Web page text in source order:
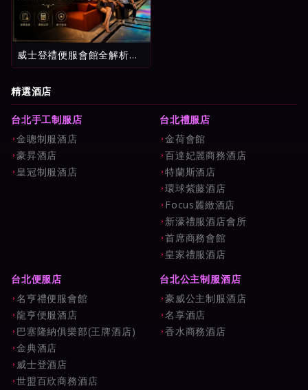
威士登禮便服會館全解析：
中山區頂級消費流程、費用
精選酒店
台北手工制服店
金聰制服酒店
豪昇酒店
皇冠制服酒店
台北禮服店
金荷會館
百達妃麗商務酒店
特蘭斯酒店
環球紫藤酒店
Focus麗緻酒店
新濠禮服酒店會所
首席商務會館
皇家禮服酒店
台北便服店
名亨禮便服會館
龍亨便服酒店
巴塞隆納俱樂部(王牌酒店)
金典酒店
威士登酒店
世盟百欣商務酒店
台北公主制服酒店
豪威公主制服酒店
名享酒店
香水商務酒店